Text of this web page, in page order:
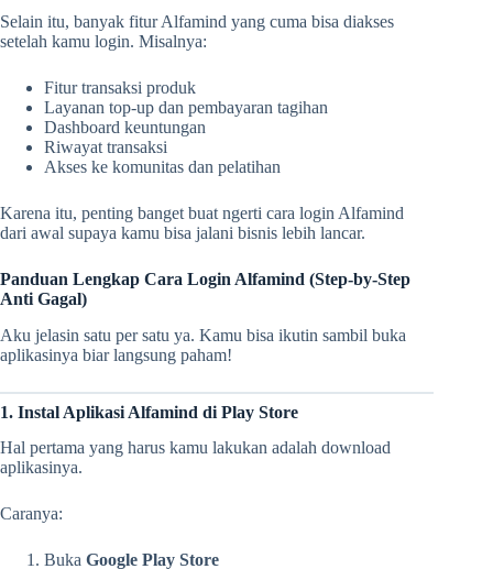
Selain itu, banyak fitur Alfamind yang cuma bisa diakses
setelah kamu login. Misalnya:
Fitur transaksi produk
Layanan top-up dan pembayaran tagihan
Dashboard keuntungan
Riwayat transaksi
Akses ke komunitas dan pelatihan
Karena itu, penting banget buat ngerti cara login Alfamind
dari awal supaya kamu bisa jalani bisnis lebih lancar.
Panduan Lengkap Cara Login Alfamind (Step-by-Step
Anti Gagal)
Aku jelasin satu per satu ya. Kamu bisa ikutin sambil buka
aplikasinya biar langsung paham!
1. Instal Aplikasi Alfamind di Play Store
Hal pertama yang harus kamu lakukan adalah download
aplikasinya.
Caranya:
Buka Google Play Store